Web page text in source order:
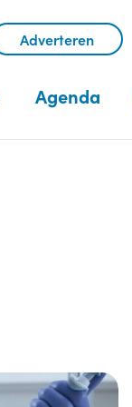
Adverteren
Agenda